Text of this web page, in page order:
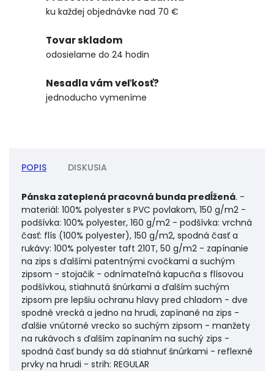
ku každej objednávke nad 70 €
Tovar skladom
odosielame do 24 hodin
Nesadla vám veľkosť?
jednoducho vymeníme
POPIS DISKUSIA
Pánska zateplená pracovná bunda predĺžená. -
materiál: 100% polyester s PVC povlakom, 150 g/m2 -
podšívka: 100% polyester, 160 g/m2 - podšívka: vrchná
časť: flís (100% polyester), 150 g/m2, spodná časť a
rukávy: 100% polyester taft 210T, 50 g/m2 - zapínanie
na zips s ďalšími patentnými cvočkami a suchým
zipsom - stojačik - odnímateľná kapucňa s flísovou
podšívkou, stiahnutá šnúrkami a ďalším suchým
zipsom pre lepšiu ochranu hlavy pred chladom - dve
spodné vrecká a jedno na hrudi, zapínané na zips -
ďalšie vnútorné vrecko so suchým zipsom - manžety
na rukávoch s ďalším zapínaním na suchý zips -
spodná časť bundy sa dá stiahnuť šnúrkami - reflexné
prvky na hrudi - strih: REGULAR